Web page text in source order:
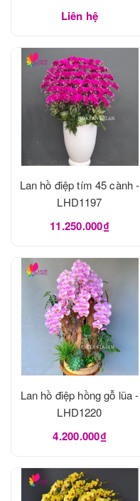
Liên hệ
Lan hồ điệp tím 45 cành -
LHD1197
11.250.000₫
Lan hồ điệp hồng gỗ lũa -
LHD1220
4.200.000₫